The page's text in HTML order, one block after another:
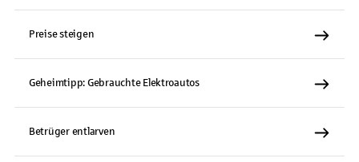
Preise steigen
Geheimtipp: Gebrauchte Elektroautos
Betrüger entlarven